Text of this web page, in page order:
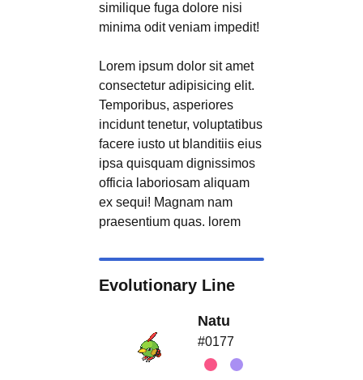
similique fuga dolore nisi
minima odit veniam impedit!
Lorem ipsum dolor sit amet
consectetur adipisicing elit.
Temporibus, asperiores
incidunt tenetur, voluptatibus
facere iusto ut blanditiis eius
ipsa quisquam dignissimos
officia laboriosam aliquam
ex sequi! Magnam nam
praesentium quas. lorem
Evolutionary Line
Natu
#0177